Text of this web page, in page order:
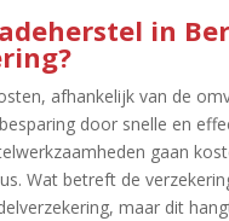
in
afhankelijk van de
door snelle en
gaan
Wat betreft de
maar dit